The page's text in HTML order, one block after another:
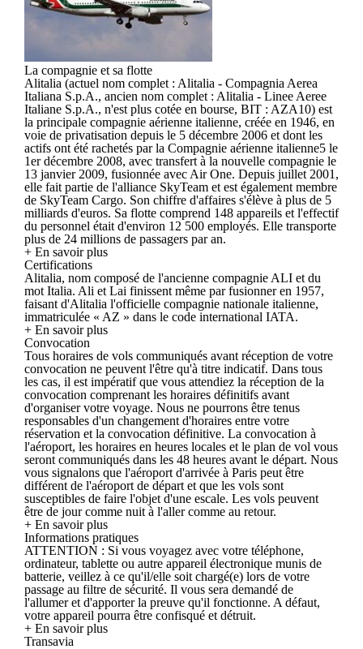
La compagnie et sa flotte
Alitalia (actuel nom complet : Alitalia - Compagnia Aerea
Italiana S.p.A., ancien nom complet : Alitalia - Linee Aeree
Italiane S.p.A., n'est plus cotée en bourse, BIT : AZA10) est
la principale compagnie aérienne italienne, créée en 1946, en
voie de privatisation depuis le 5 décembre 2006 et dont les
actifs ont été rachetés par la Compagnie aérienne italienne5 le
1er décembre 2008, avec transfert à la nouvelle compagnie le
13 janvier 2009, fusionnée avec Air One. Depuis juillet 2001,
elle fait partie de l'alliance SkyTeam et est également membre
de SkyTeam Cargo. Son chiffre d'affaires s'élève à plus de 5
milliards d'euros. Sa flotte comprend 148 appareils et l'effectif
du personnel était d'environ 12 500 employés. Elle transporte
plus de 24 millions de passagers par an.
+ En savoir plus
Certifications
Alitalia, nom composé de l'ancienne compagnie ALI et du
mot Italia. Ali et Lai finissent même par fusionner en 1957,
faisant d'Alitalia l'officielle compagnie nationale italienne,
immatriculée « AZ » dans le code international IATA.
+ En savoir plus
Convocation
Tous horaires de vols communiqués avant réception de votre
convocation ne peuvent l'être qu'à titre indicatif. Dans tous
les cas, il est impératif que vous attendiez la réception de la
convocation comprenant les horaires définitifs avant
d'organiser votre voyage. Nous ne pourrons être tenus
responsables d'un changement d'horaires entre votre
réservation et la convocation définitive. La convocation à
l'aéroport, les horaires en heures locales et le plan de vol vous
seront communiqués dans les 48 heures avant le départ. Nous
vous signalons que l'aéroport d'arrivée à Paris peut être
différent de l'aéroport de départ et que les vols sont
susceptibles de faire l'objet d'une escale. Les vols peuvent
être de jour comme nuit à l'aller comme au retour.
+ En savoir plus
Informations pratiques
ATTENTION : Si vous voyagez avec votre téléphone,
ordinateur, tablette ou autre appareil électronique munis de
batterie, veillez à ce qu'il/elle soit chargé(e) lors de votre
passage au filtre de sécurité. Il vous sera demandé de
l'allumer et d'apporter la preuve qu'il fonctionne. A défaut,
votre appareil pourra être confisqué et détruit.
+ En savoir plus
Transavia